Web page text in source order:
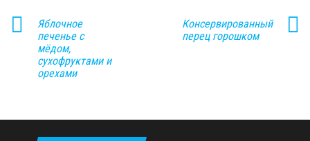
Яблочное
печенье с
мёдом,
сухофруктами и
орехами
Консервированный
перец горошком